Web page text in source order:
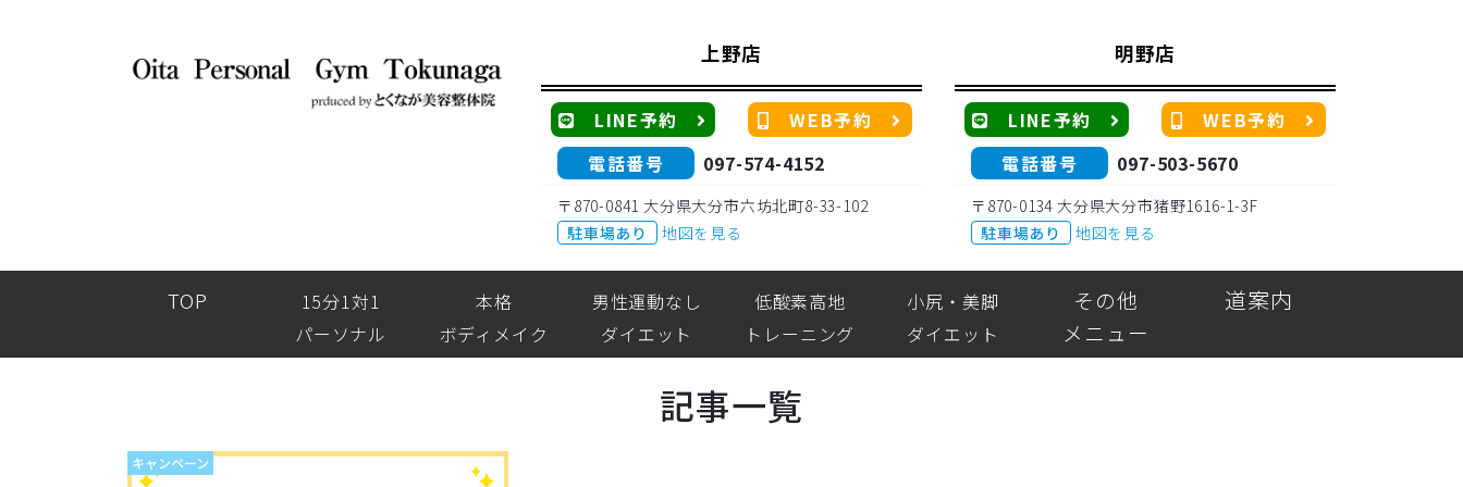
上野店
LINE予約
WEB予約
電話番号
097-574-4152
〒870-0841 大分県大分市六坊北町8-33-102
駐車場あり
地図を見る
明野店
LINE予約
WEB予約
電話番号
097-503-5670
〒870-0134 大分県大分市猪野1616-1-3F
駐車場あり
地図を見る
TOP
15分1対1
パーソナル
本格
ボディメイク
男性運動なし
ダイエット
低酸素高地
トレーニング
小尻・美脚
ダイエット
その他
メニュー
道案内
記事一覧
キャンペーン